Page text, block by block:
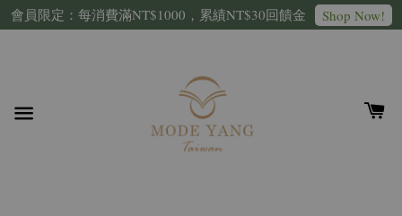
會員限定：每消費滿NT$1000，累績NT$30回饋金 Shop Now!